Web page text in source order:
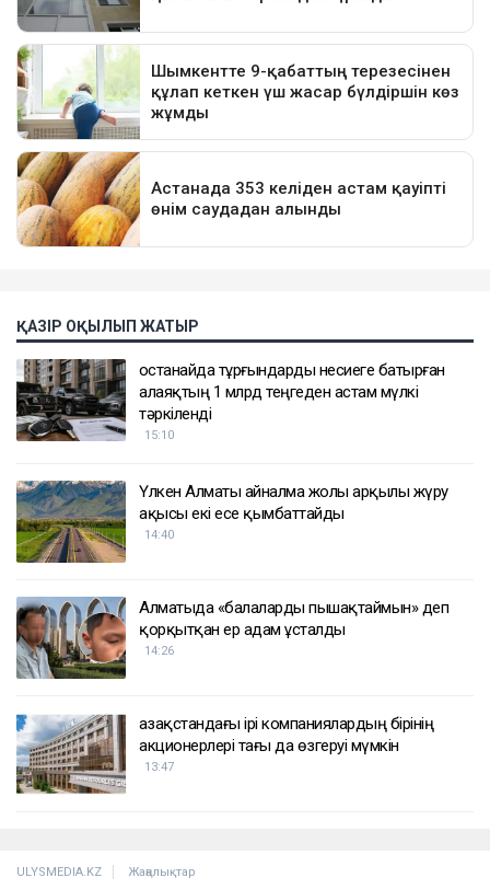
ҚАЗІР ОҚЫЛЫП ЖАТЫР
Қостанайда тұрғындарды несиеге батырған
алаяқтың 1 млрд теңгеден астам мүлкі
тәркіленді
15:10
Үлкен Алматы айналма жолы арқылы жүру
ақысы екі есе қымбаттайды
14:40
Алматыда «балаларды пышақтаймын» деп
қорқытқан ер адам ұсталды
14:26
Қазақстандағы ірі компаниялардың бірінің
акционерлері тағы да өзгеруі мүмкін
13:47
ULYSMEDIA.KZ Жаңалықтар